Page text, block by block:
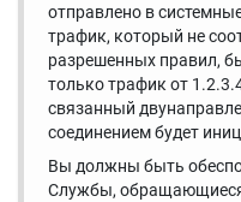
отправлено в
трафик, который не
разрешенных правил,
только трафик от
связанный
соединением будет
Вы должны быть
Службы, обращающиеся